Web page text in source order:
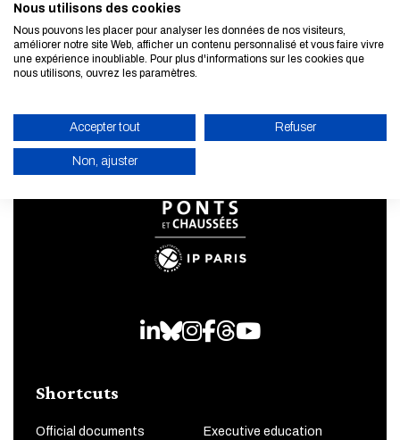
ENABLE ECO MODE
CANCEL
LinkedIn
Bluesky
Instagram
Facebook
Threads
Youtube
Shortcuts
Official documents Executive education
Nous utilisons des cookies
Nous pouvons les placer pour analyser les données de nos visiteurs,
améliorer notre site Web, afficher un contenu personnalisé et vous faire vivre
une expérience inoubliable. Pour plus d'informations sur les cookies que
nous utilisons, ouvrez les paramètres.
Accepter tout Refuser
Non, ajuster